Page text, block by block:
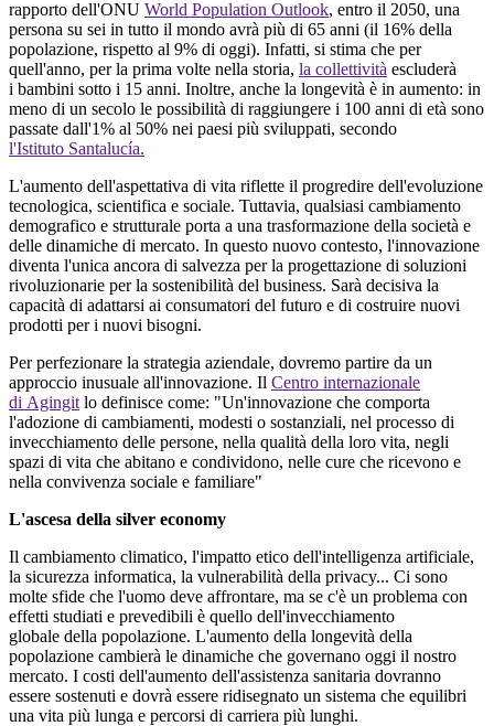
rapporto dell'ONU World Population Outlook, entro il 2050, una
persona su sei in tutto il mondo avrà più di 65 anni (il 16% della
popolazione, rispetto al 9% di oggi). Infatti, si stima che per
quell'anno, per la prima volte nella storia, la collettività escluderà
i bambini sotto i 15 anni. Inoltre, anche la longevità è in aumento: in
meno di un secolo le possibilità di raggiungere i 100 anni di età sono
passate dall'1% al 50% nei paesi più sviluppati, secondo
l'Istituto Santalucía.
L'aumento dell'aspettativa di vita riflette il progredire dell'evoluzione
tecnologica, scientifica e sociale. Tuttavia, qualsiasi cambiamento
demografico e strutturale porta a una trasformazione della società e
delle dinamiche di mercato. In questo nuovo contesto, l'innovazione
diventa l'unica ancora di salvezza per la progettazione di soluzioni
rivoluzionarie per la sostenibilità del business. Sarà decisiva la
capacità di adattarsi ai consumatori del futuro e di costruire nuovi
prodotti per i nuovi bisogni.
Per perfezionare la strategia aziendale, dovremo partire da un
approccio inusuale all'innovazione. Il Centro internazionale
di Agingit lo definisce come: "Un'innovazione che comporta
l'adozione di cambiamenti, modesti o sostanziali, nel processo di
invecchiamento delle persone, nella qualità della loro vita, negli
spazi di vita che abitano e condividono, nelle cure che ricevono e
nella convivenza sociale e familiare"
L'ascesa della silver economy
Il cambiamento climatico, l'impatto etico dell'intelligenza artificiale,
la sicurezza informatica, la vulnerabilità della privacy... Ci sono
molte sfide che l'uomo deve affrontare, ma se c'è un problema con
effetti studiati e prevedibili è quello dell'invecchiamento
globale della popolazione. L'aumento della longevità della
popolazione cambierà le dinamiche che governano oggi il nostro
mercato. I costi dell'aumento dell'assistenza sanitaria dovranno
essere sostenuti e dovrà essere ridisegnato un sistema che equilibri
una vita più lunga e percorsi di carriera più lunghi.